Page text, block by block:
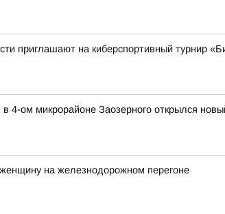
приглашают на киберспортивный турнир
4-ом микрорайоне Заозерного открылся
на железнодорожном перегоне